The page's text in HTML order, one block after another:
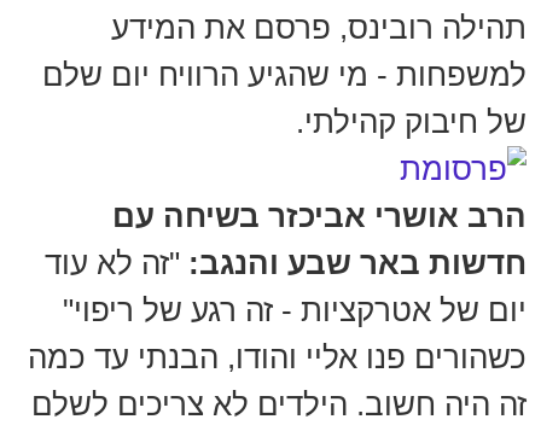
תהילה רובינס, פרסם את המידע
למשפחות - מי שהגיע הרוויח יום שלם
של חיבוק קהילתי.
הרב אושרי אביכזר בשיחה עם
חדשות באר שבע והנגב: "זה לא עוד
יום של אטרקציות - זה רגע של ריפוי"
כשהורים פנו אליי והודו, הבנתי עד כמה
זה היה חשוב. הילדים לא צריכים לשלם